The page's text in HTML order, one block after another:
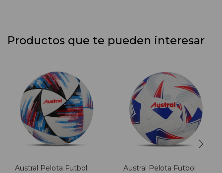
Productos que te pueden interesar
Austral Pelota Futbol
Austral Pelota Futbol